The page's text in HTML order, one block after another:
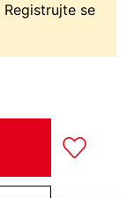
Registrujte se